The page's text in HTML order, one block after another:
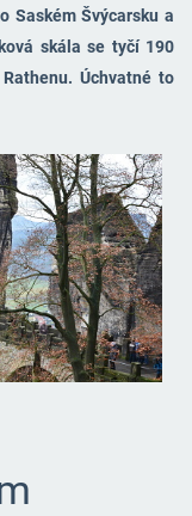
Saském Švýcarsku a
skála se tyčí 190
Úchvatné to